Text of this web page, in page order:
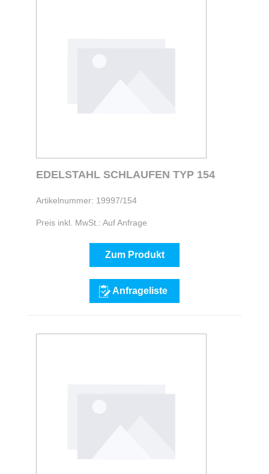
EDELSTAHL SCHLAUFEN TYP 154
Artikelnummer: 19997/154
Preis inkl. MwSt.: Auf Anfrage
Zum Produkt
Anfrageliste